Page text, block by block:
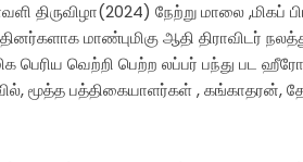
திருவிழா(2024) நேற்று மாலை ,மிகப்
மாண்புமிகு ஆதி திராவிடர்
பெரிய வெற்றி பெற்ற லப்பர் பந்து பட
மூத்த பத்திகையாளர்கள் , கங்காதரன்,